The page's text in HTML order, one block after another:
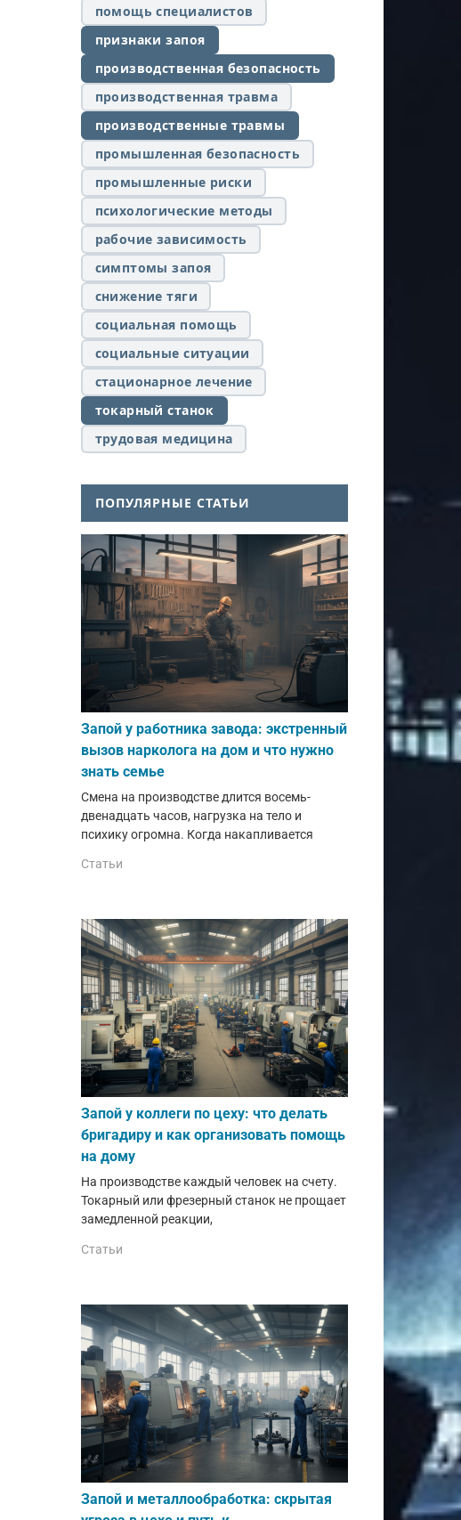
помощь специалистов
признаки запоя
производственная безопасность
производственная травма
производственные травмы
промышленная безопасность
промышленные риски
психологические методы
рабочие зависимость
симптомы запоя
снижение тяги
социальная помощь
социальные ситуации
стационарное лечение
токарный станок
трудовая медицина
ПОПУЛЯРНЫЕ СТАТЬИ
Запой у работника завода: экстренный
вызов нарколога на дом и что нужно
знать семье
Смена на производстве длится восемь-
двенадцать часов, нагрузка на тело и
психику огромна. Когда накапливается
Статьи
Запой у коллеги по цеху: что делать
бригадиру и как организовать помощь
на дому
На производстве каждый человек на счету.
Токарный или фрезерный станок не прощает
замедленной реакции,
Статьи
Запой и металлообработка: скрытая